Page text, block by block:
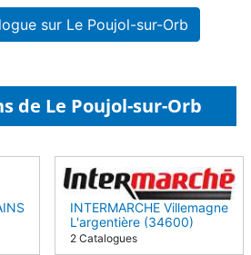
sur Le Poujol-sur-Orb
de Le Poujol-sur-Orb
INTERMARCHE Villemagne
L'argentière (34600)
2 Catalogues